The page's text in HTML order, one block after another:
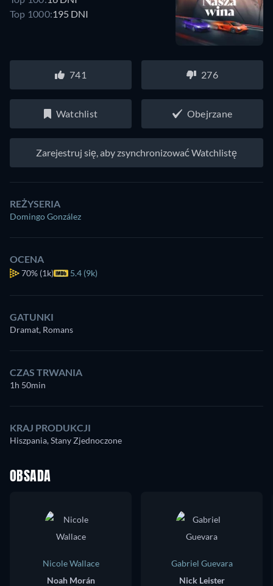
Top 1000:195 DNI
741 276
Watchlist Obejrzane
Zarejestruj się, aby zsynchronizować Watchlistę
REŻYSERIA
Domingo González
OCENA
70% (1k) 5.4 (9k)
GATUNKI
Dramat, Romans
CZAS TRWANIA
1h 50min
KRAJ PRODUKCJI
Hiszpania, Stany Zjednoczone
OBSADA
Nicole Wallace
Noah Morán
Gabriel Guevara
Nick Leister